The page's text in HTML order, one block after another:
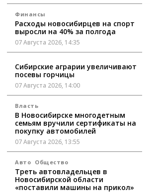
Финансы
Расходы новосибирцев на спорт
выросли на 40% за полгода
07 Августа 2026, 14:35
Сибирские аграрии увеличивают
посевы горчицы
07 Августа 2026, 14:00
Власть
В Новосибирске многодетным
семьям вручили сертификаты на
покупку автомобилей
07 Августа 2026, 13:55
Авто Общество
Треть автовладельцев в
Новосибирской области
«поставили машины на прикол»